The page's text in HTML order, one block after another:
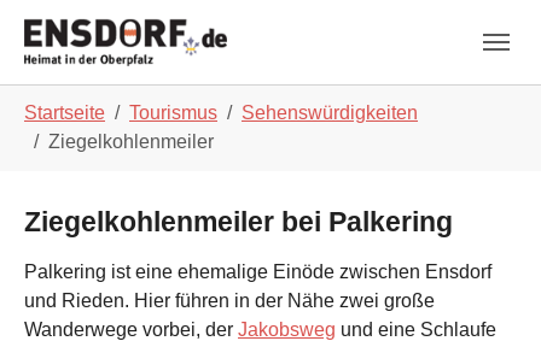
Startseite Tourismus
Sehenswürdigkeiten
Ziegelkohlenmeiler
Ziegelkohlenmeiler bei Palkering
Palkering ist eine ehemalige Einöde zwischen Ensdorf
und Rieden. Hier führen in der Nähe zwei große
Wanderwege vorbei, der Jakobsweg und eine Schlaufe